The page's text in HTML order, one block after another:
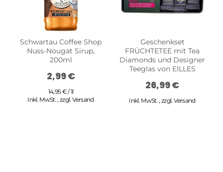
Schwartau Coffee Shop
Nuss-Nougat Sirup,
200ml
2,99 €
14,95 € / 1l
Inkl. MwSt.,zzgl.Versand
Geschenkset
FRÜCHTETEE mit Tea
Diamonds und Designer
Teeglas von EILLES
26,99 €
Inkl. MwSt.,zzgl.Versand